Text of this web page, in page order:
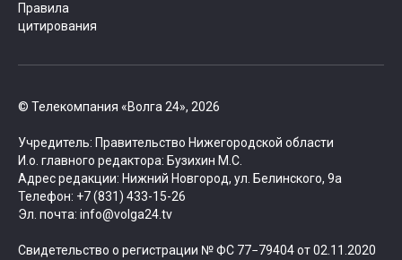
© Телекомпания «Волга 24», 2026
Учредитель: Правительство Нижегородской области
И.о. главного редактора: Бузихин М.С.
Адрес редакции: Нижний Новгород, ул. Белинского, 9а
Телефон: +7 (831) 433-15-26
Эл. почта: info@volga24.tv
Свидетельство о регистрации № ФС 77−79404 от 02.11.2020
Правила
цитирования